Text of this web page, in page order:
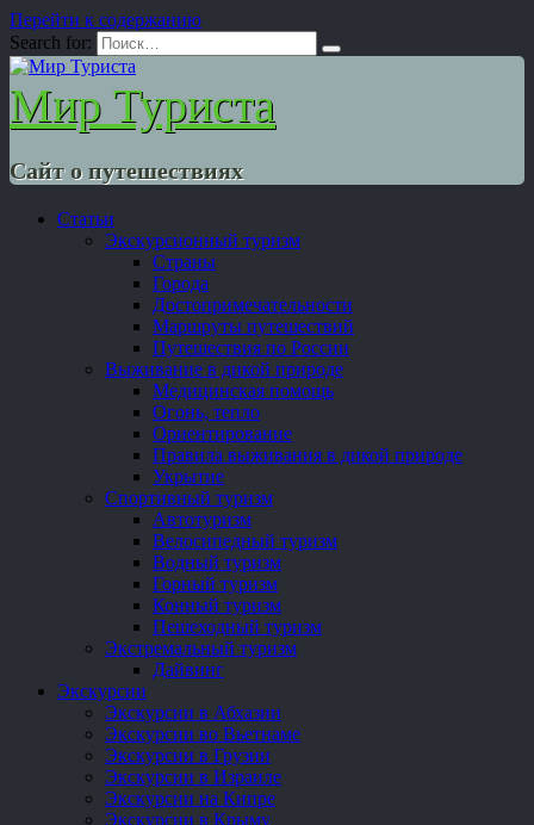
Перейти к содержанию
Search for:
Мир Туриста
Сайт о путешествиях
Статьи
Экскурсионный туризм
Страны
Города
Достопримечательности
Маршруты путешествий
Путешествия по России
Выживание в дикой природе
Медицинская помощь
Огонь, тепло
Ориентирование
Правила выживания в дикой природе
Укрытие
Спортивный туризм
Автотуризм
Велосипедный туризм
Водный туризм
Горный туризм
Конный туризм
Пешеходный туризм
Экстремальный туризм
Дайвинг
Экскурсии
Экскурсии в Абхазии
Экскурсии во Вьетнаме
Экскурсии в Грузии
Экскурсии в Израиле
Экскурсии на Кипре
Экскурсии в Крыму